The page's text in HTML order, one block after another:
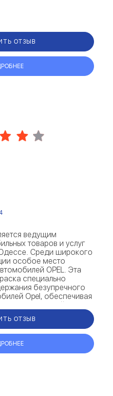
ОТЗЫВ
ведущим
товаров и услуг
Среди широкого
особое место
OPEL. Эта
специально
безупречного
Opel, обеспечивая
и воздействия
ОТЗЫВ